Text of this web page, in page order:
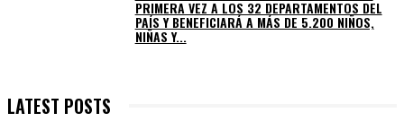
PRIMERA VEZ A LOS 32 DEPARTAMENTOS DEL
PAÍS Y BENEFICIARÁ A MÁS DE 5.200 NIÑOS,
NIÑAS Y...
LATEST POSTS